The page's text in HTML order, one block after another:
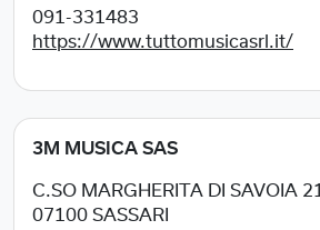
091-331483
https://www.tuttomusicasrl.it/
3M MUSICA SAS
C.SO MARGHERITA DI SAVOIA 21
07100 SASSARI